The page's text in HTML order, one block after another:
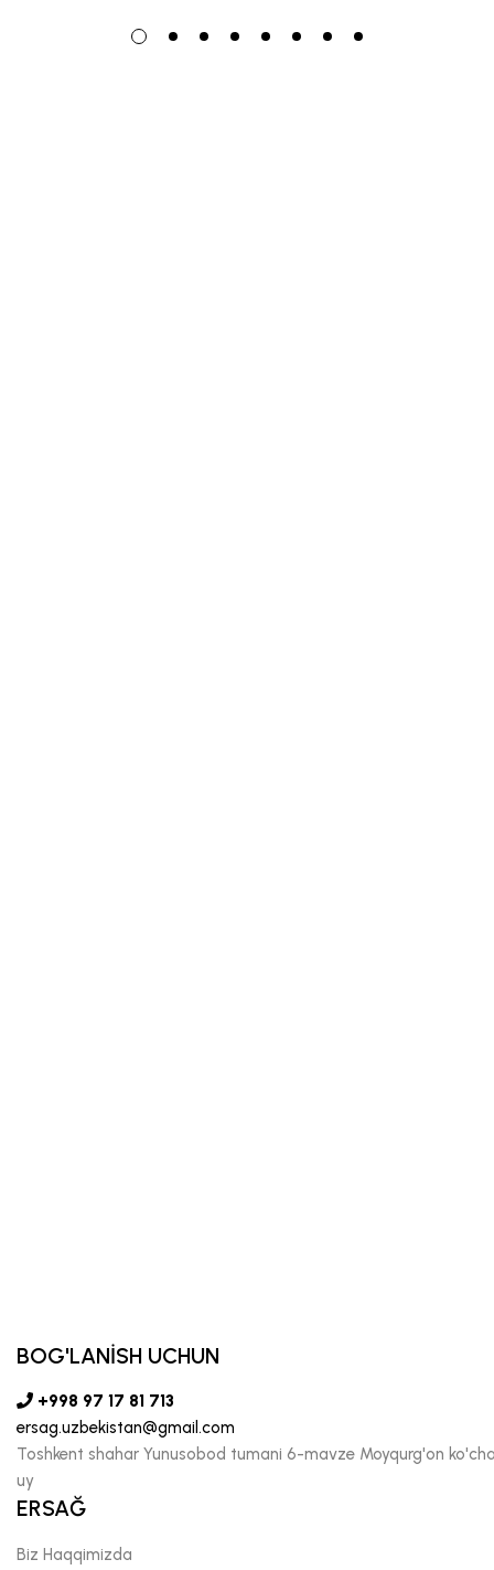
BOG'LANİSH UCHUN
+998 97 17 81 713
ersag.uzbekistan@gmail.com
Toshkent shahar Yunusobod tumani 6-mavze Moyqurg'on
uy
ERSAĞ
Biz Haqqimizda